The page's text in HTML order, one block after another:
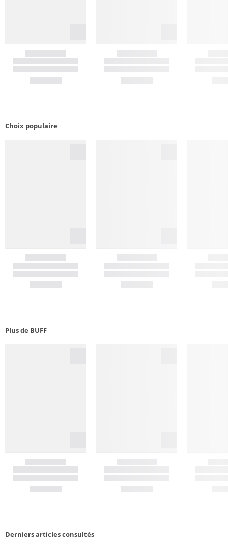
Choix populaire
Plus de BUFF
Derniers articles consultés